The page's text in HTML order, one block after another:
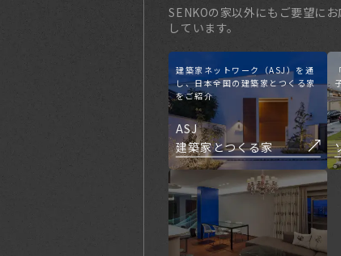
SENKOの家以外にもご要望に
しています。
建築家ネットワーク（ASJ）を通
し、日本全国の建築家とつくる家
をご紹介
ASJ
建築家とつくる家